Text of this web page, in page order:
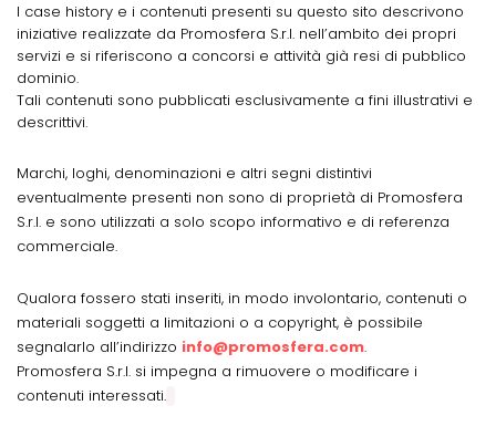
I case history e i contenuti presenti su questo sito descrivono
iniziative realizzate da Promosfera S.r.l. nell’ambito dei propri
servizi e si riferiscono a concorsi e attività già resi di pubblico
dominio.
Tali contenuti sono pubblicati esclusivamente a fini illustrativi e
descrittivi.
Marchi, loghi, denominazioni e altri segni distintivi
eventualmente presenti non sono di proprietà di Promosfera
S.r.l. e sono utilizzati a solo scopo informativo e di referenza
commerciale.
Qualora fossero stati inseriti, in modo involontario, contenuti o
materiali soggetti a limitazioni o a copyright, è possibile
segnalarlo all’indirizzo info@promosfera.com.
Promosfera S.r.l. si impegna a rimuovere o modificare i
contenuti interessati.